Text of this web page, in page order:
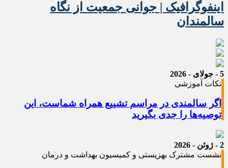
اینفوگرافیک | جوانی جمعیت از نگاه
سالمندان
5 - جولای - 2026
نکات آموزشی
اگر سالمندی در مراسم تشییع همراه شماست، این
توصیه‌ها را جدی بگیرید
2 - ژوئن - 2026
نشست مشترک بهزیستی و کمیسیون بهداشت و درمان